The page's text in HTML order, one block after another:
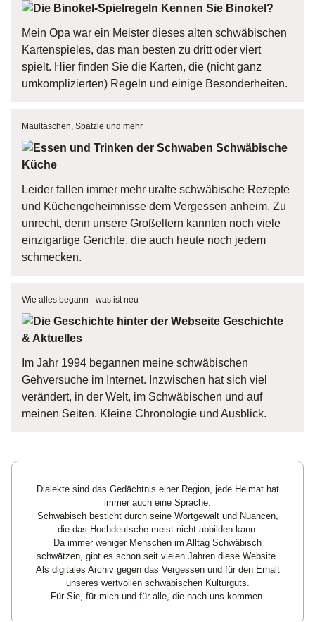
Kennen Sie Binokel?
Mein Opa war ein Meister dieses alten schwäbischen
Kartenspieles, das man besten zu dritt oder viert
spielt. Hier finden Sie die Karten, die (nicht ganz
umkomplizierten) Regeln und einige Besonderheiten.
Maultaschen, Spätzle und mehr
Schwäbische
Küche
Leider fallen immer mehr uralte schwäbische Rezepte
und Küchengeheimnisse dem Vergessen anheim. Zu
unrecht, denn unsere Großeltern kannten noch viele
einzigartige Gerichte, die auch heute noch jedem
schmecken.
Wie alles begann - was ist neu
Geschichte
& Aktuelles
Im Jahr 1994 begannen meine schwäbischen
Gehversuche im Internet. Inzwischen hat sich viel
verändert, in der Welt, im Schwäbischen und auf
meinen Seiten. Kleine Chronologie und Ausblick.
Dialekte sind das Gedächtnis einer Region, jede Heimat hat
immer auch eine Sprache.
Schwäbisch besticht durch seine Wortgewalt und Nuancen,
die das Hochdeutsche meist nicht abbilden kann.
Da immer weniger Menschen im Alltag Schwäbisch
schwätzen, gibt es schon seit vielen Jahren diese Website.
Als digitales Archiv gegen das Vergessen und für den Erhalt
unseres wertvollen schwäbischen Kulturguts.
Für Sie, für mich und für alle, die nach uns kommen.